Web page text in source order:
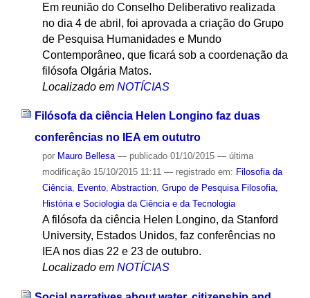
Em reunião do Conselho Deliberativo realizada
no dia 4 de abril, foi aprovada a criação do Grupo
de Pesquisa Humanidades e Mundo
Contemporâneo, que ficará sob a coordenação da
filósofa Olgária Matos.
Localizado em NOTÍCIAS
Filósofa da ciência Helen Longino faz duas
conferências no IEA em oututro
por Mauro Bellesa — publicado01/10/2015 — última
modificação15/10/2015 11:11 — registrado em: Filosofia da
Ciência, Evento, Abstraction, Grupo de Pesquisa Filosofia,
História e Sociologia da Ciência e da Tecnologia
A filósofa da ciência Helen Longino, da Stanford
University, Estados Unidos, faz conferências no
IEA nos dias 22 e 23 de outubro.
Localizado em NOTÍCIAS